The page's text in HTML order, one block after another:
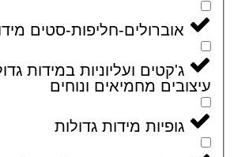
אוברולים-חליפות-סטים מידות
ג'קטים ועליוניות במידות גדולות
מחמיאים ונוחים
גופיות מידות גדולות